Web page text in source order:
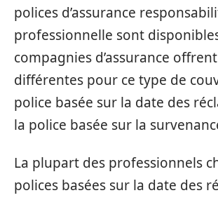
polices d’assurance
professionnelle sont
compagnies d’assurance
différentes pour ce type de
police basée sur la date des
la police basée sur la
La plupart des professionnels
polices basées sur la date des